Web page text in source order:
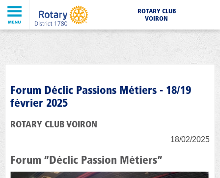
ROTARY CLUB
VOIRON
Forum Déclic Passions Métiers - 18/19
février 2025
ROTARY CLUB VOIRON
18/02/2025
Forum “Déclic Passion Métiers”